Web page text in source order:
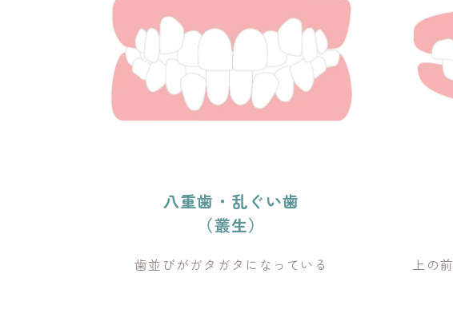
八重歯・乱ぐい歯
（叢生）
歯並びがガタガタになっている 上の